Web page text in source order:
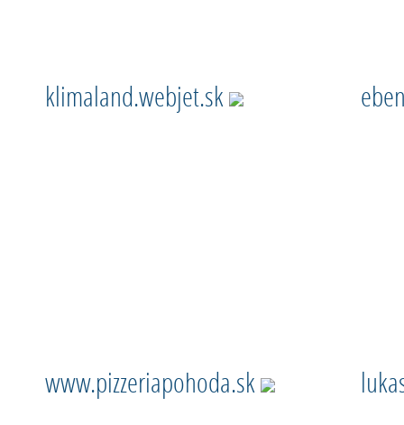
klimaland.webjet.sk
www.pizzeriapohoda.sk